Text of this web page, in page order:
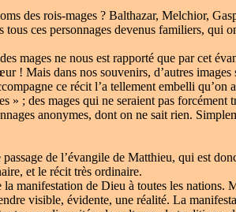
des rois-mages ? Balthazar, Melchior,
ces personnages devenus familiers, qui
ne nous est rapporté que par cet
! Mais dans nos souvenirs, d’autres
ce récit l’a tellement embelli qu’on
» ; des mages qui ne seraient pas
anonymes, dont on ne sait rien.
de l’évangile de Matthieu, qui est donc
et le récit très ordinaire.
de Dieu à toutes les nations.
visible, évidente, une réalité. La